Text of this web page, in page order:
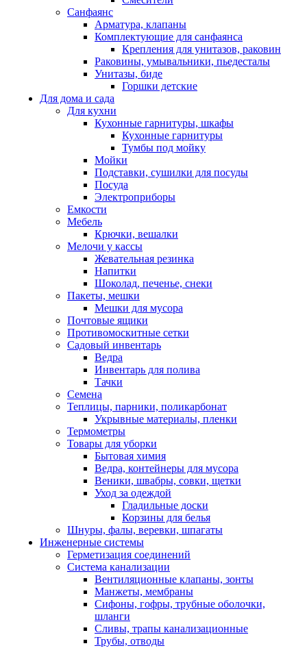
Санфаянс
Арматура, клапаны
Комплектующие для санфаянса
Крепления для унитазов, раковин
Раковины, умывальники, пьедесталы
Унитазы, биде
Горшки детские
Для дома и сада
Для кухни
Кухонные гарнитуры, шкафы
Кухонные гарнитуры
Тумбы под мойку
Мойки
Подставки, сушилки для посуды
Посуда
Электроприборы
Емкости
Мебель
Крючки, вешалки
Мелочи у кассы
Жевательная резинка
Напитки
Шоколад, печенье, снеки
Пакеты, мешки
Мешки для мусора
Почтовые ящики
Противомоскитные сетки
Садовый инвентарь
Ведра
Инвентарь для полива
Тачки
Семена
Теплицы, парники, поликарбонат
Укрывные материалы, пленки
Термометры
Товары для уборки
Бытовая химия
Ведра, контейнеры для мусора
Веники, швабры, совки, щетки
Уход за одеждой
Гладильные доски
Корзины для белья
Шнуры, фалы, веревки, шпагаты
Инженерные системы
Герметизация соединений
Система канализации
Вентиляционные клапаны, зонты
Манжеты, мембраны
Сифоны, гофры, трубные оболочки,
шланги
Сливы, трапы канализационные
Трубы, отводы